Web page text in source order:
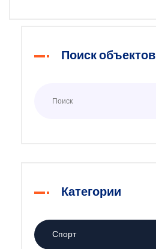
Поиск объектов
Категории
Спорт